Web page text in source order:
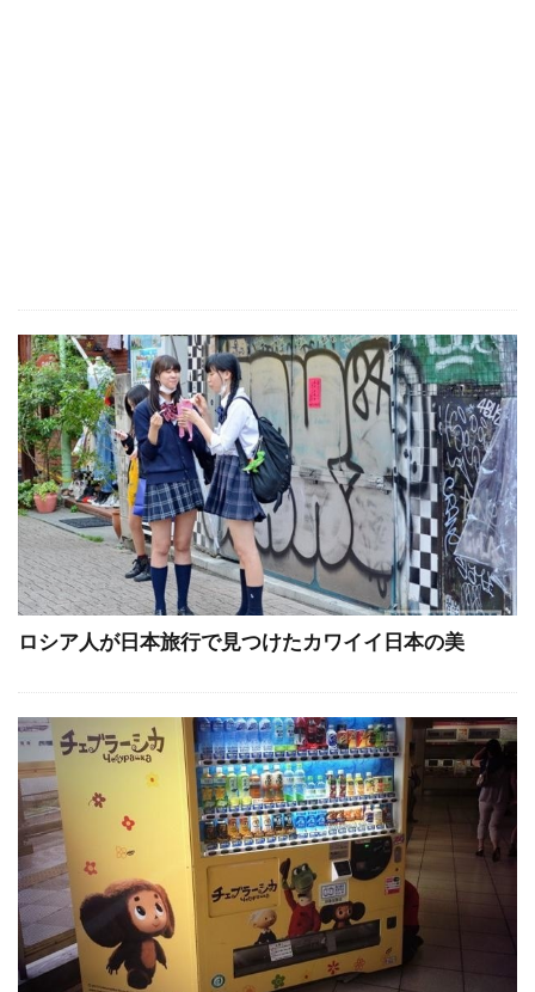
ロシア人が日本旅行で見つけたカワイイ日本の美